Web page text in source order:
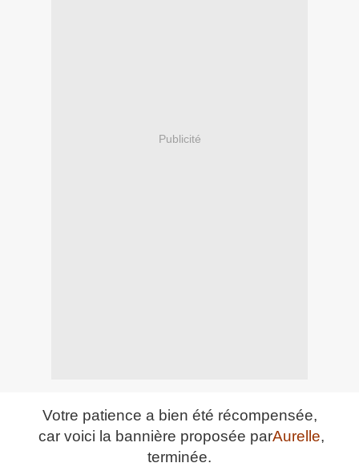
Publicité
Votre patience a bien été récompensée,
car voici la bannière proposée parAurelle,
terminée.